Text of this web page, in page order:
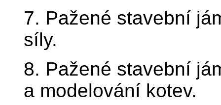
7. Pažené stavební
síly.
8. Pažené stavební
a modelování kotev.